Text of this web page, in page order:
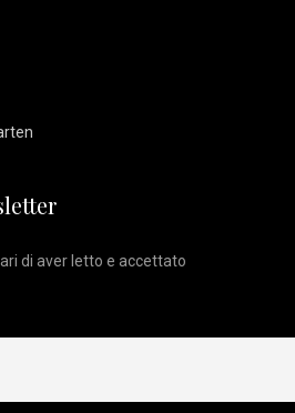
di aver letto e accettato